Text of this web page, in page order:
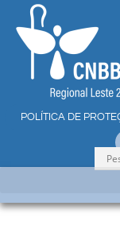
POLÍTICA DE